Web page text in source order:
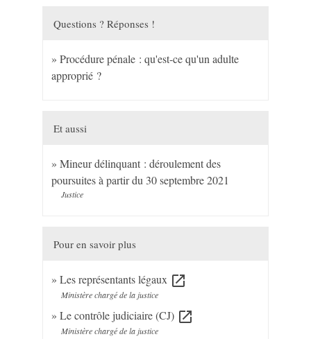
Questions ? Réponses !
Procédure pénale : qu'est-ce qu'un adulte
approprié ?
Et aussi
Mineur délinquant : déroulement des
poursuites à partir du 30 septembre 2021
Justice
Pour en savoir plus
Les représentants légaux open_in_new
Ministère chargé de la justice
Le contrôle judiciaire (CJ) open_in_new
Ministère chargé de la justice